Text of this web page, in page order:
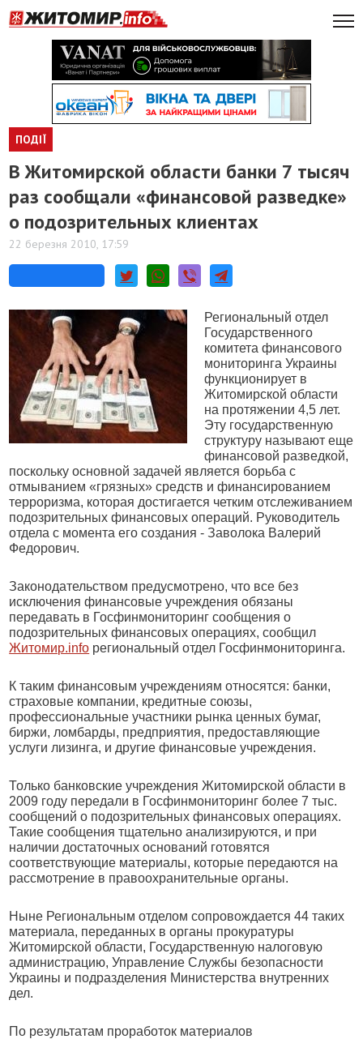
ПОДІЇ
В Житомирской области банки 7 тысяч
раз сообщали «финансовой разведке»
о подозрительных клиентах
22 березня 2010, 17:59
Региональный отдел
Государственного
комитета финансового
мониторинга Украины
функционирует в
Житомирской области
на протяжении 4,5 лет.
Эту государственную
структуру называют еще
финансовой разведкой,
поскольку основной задачей является борьба с
отмыванием «грязных» средств и финансированием
терроризма, которая достигается четким отслеживанием
подозрительных финансовых операций. Руководитель
отдела с момента его создания - Заволока Валерий
Федорович.
Законодательством предусмотрено, что все без
исключения финансовые учреждения обязаны
передавать в Госфинмониторинг сообщения о
подозрительных финансовых операциях, сообщил
Житомир.info региональный отдел Госфинмониторинга.
К таким финансовым учреждениям относятся: банки,
страховые компании, кредитные союзы,
профессиональные участники рынка ценных бумаг,
биржи, ломбарды, предприятия, предоставляющие
услуги лизинга, и другие финансовые учреждения.
Только банковские учреждения Житомирской области в
2009 году передали в Госфинмониторинг более 7 тыс.
сообщений о подозрительных финансовых операциях.
Такие сообщения тщательно анализируются, и при
наличии достаточных оснований готовятся
соответствующие материалы, которые передаются на
рассмотрение в правоохранительные органы.
Ныне Региональным отделом сопровождается 44 таких
материала, переданных в органы прокуратуры
Житомирской области, Государственную налоговую
администрацию, Управление Службы безопасности
Украины и подразделения Министерства внутренних
дел.
По результатам проработок материалов